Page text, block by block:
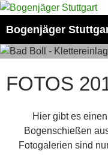
Zum
springen
Bogenjäger
FOTOS
Hier gibt es
Bogenschießen
Fotogalerien sind